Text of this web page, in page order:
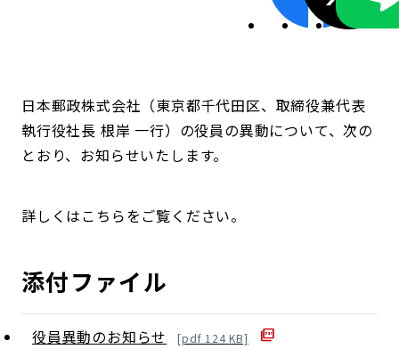
日本郵政株式会社（東京都千代田区、取締役兼代表
執行役社長 根岸 一行）の役員の異動について、次の
とおり、お知らせいたします。
詳しくはこちらをご覧ください。
添付ファイル
役員異動のお知らせ [pdf 124 KB]